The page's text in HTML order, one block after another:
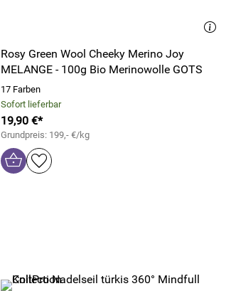
Rosy Green Wool Cheeky Merino Joy
MELANGE - 100g Bio Merinowolle GOTS
17 Farben
Sofort lieferbar
19,90 €*
Grundpreis: 199,- €/kg